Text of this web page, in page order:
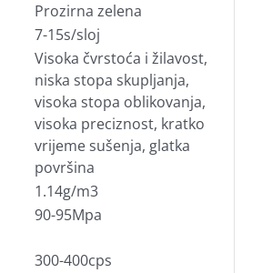
Prozirna zelena
7-15s/sloj
Visoka čvrstoća i žilavost,
niska stopa skupljanja,
visoka stopa oblikovanja,
visoka preciznost, kratko
vrijeme sušenja, glatka
površina
1.14g/m3
90-95Mpa
300-400cps